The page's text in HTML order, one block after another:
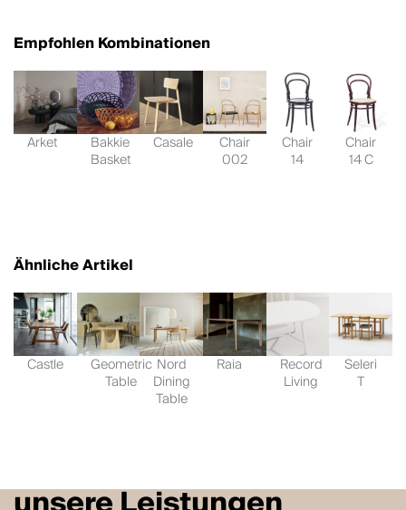
Empfohlen Kombinationen
Arket Bakkie
Basket
Casale Chair
002
Chair
14
Chair
14 C
Ähnliche Artikel
Castle Geometric
Table
Nord
Dining
Table
Raia Record
Living
Seleri
T